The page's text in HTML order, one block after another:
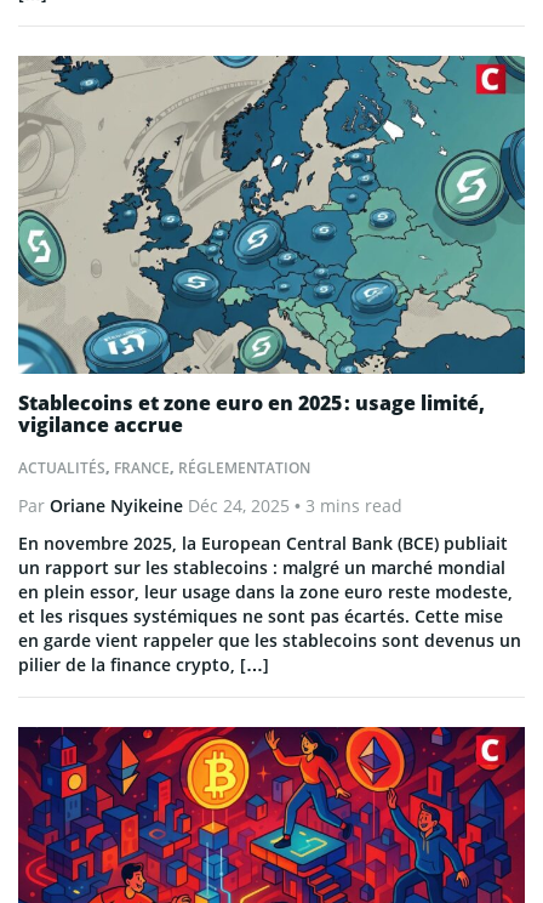
ACTUALITÉS, FRANCE, RÉGLEMENTATION
Stablecoins et zone euro en 2025 : usage limité,
vigilance accrue
Par Oriane Nyikeine Déc 24, 2025 • 3 mins read
En novembre 2025, la European Central Bank (BCE) publiait
un rapport sur les stablecoins : malgré un marché mondial
en plein essor, leur usage dans la zone euro reste modeste,
et les risques systémiques ne sont pas écartés. Cette mise
en garde vient rappeler que les stablecoins sont devenus un
pilier de la finance crypto, […]